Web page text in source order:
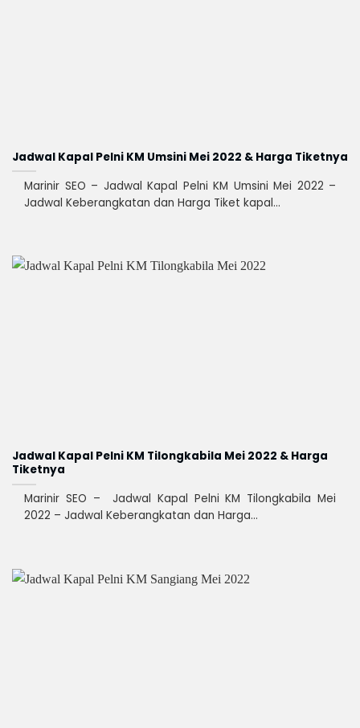
Jadwal Kapal Pelni KM Umsini Mei 2022 & Harga Tiketnya
Marinir SEO – Jadwal Kapal Pelni KM Umsini Mei 2022 –
Jadwal Keberangkatan dan Harga Tiket kapal...
Jadwal Kapal Pelni KM Tilongkabila Mei 2022 & Harga
Tiketnya
Marinir SEO – Jadwal Kapal Pelni KM Tilongkabila Mei
2022 – Jadwal Keberangkatan dan Harga...